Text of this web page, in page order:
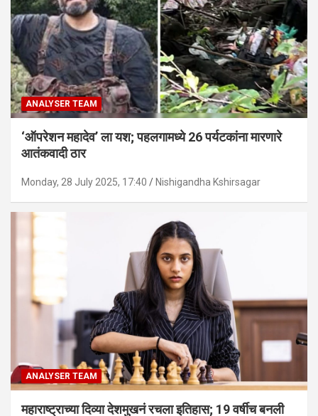
ANALYSER TEAM
‘ऑपरेशन महादेव’ ला यश; पहलगामध्ये 26 पर्यटकांना मारणारे
आतंकवादी ठार
Monday, 28 July 2025, 17:40 Nishigandha Kshirsagar
ANALYSER TEAM
महाराष्ट्राच्या दिव्या देशमुखनं रचला इतिहास; 19 वर्षीच बनली